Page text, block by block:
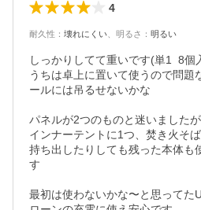
4
耐久性 ： 壊れにくい 明るさ ： 明るい
しっかりしてて重いです(単1  8個
うちは卓上に置いて使うので問題
ールには吊るせないかな
パネルが2つのものと迷いました
インナーテントに1つ、焚き火そ
持ち出したりしても残った本体も
す
最初は使わないかな〜と思ってた